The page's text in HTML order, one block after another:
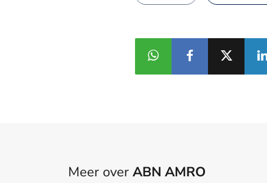
Meer over ABN AMRO